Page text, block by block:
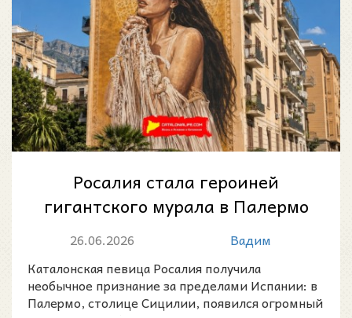
Росалия стала героиней
гигантского мурала в Палермо
после песни о святой
покровительнице г...
26.06.2026
Вадим
Каталонская певица Росалия получила
необычное признание за пределами Испании: в
Палермо, столице Сицилии, появился огромный